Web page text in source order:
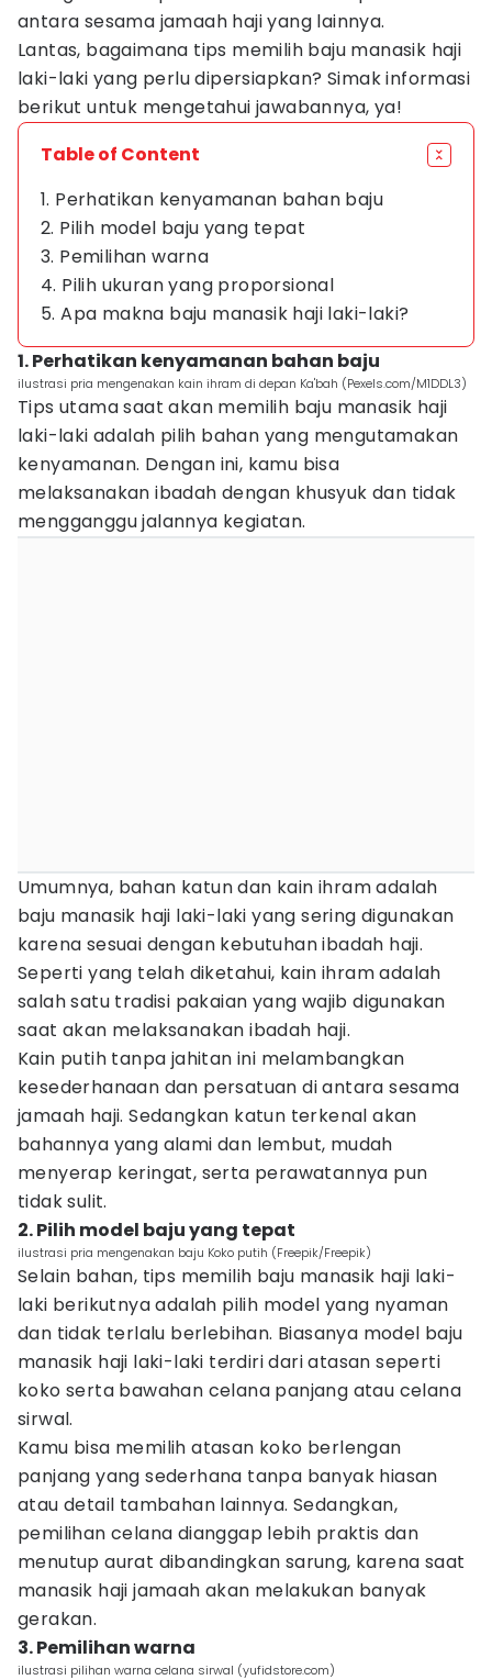
antara sesama jamaah haji yang lainnya.
Lantas, bagaimana tips memilih baju manasik haji
laki-laki yang perlu dipersiapkan? Simak informasi
berikut untuk mengetahui jawabannya, ya!
Table of Content
1. Perhatikan kenyamanan bahan baju
2. Pilih model baju yang tepat
3. Pemilihan warna
4. Pilih ukuran yang proporsional
5. Apa makna baju manasik haji laki-laki?
1. Perhatikan kenyamanan bahan baju
ilustrasi pria mengenakan kain ihram di depan Ka'bah (Pexels.com/M1DDL3)
Tips utama saat akan memilih baju manasik haji
laki-laki adalah pilih bahan yang mengutamakan
kenyamanan. Dengan ini, kamu bisa
melaksanakan ibadah dengan khusyuk dan tidak
mengganggu jalannya kegiatan.
Umumnya, bahan katun dan kain ihram adalah
baju manasik haji laki-laki yang sering digunakan
karena sesuai dengan kebutuhan ibadah haji.
Seperti yang telah diketahui, kain ihram adalah
salah satu tradisi pakaian yang wajib digunakan
saat akan melaksanakan ibadah haji.
Kain putih tanpa jahitan ini melambangkan
kesederhanaan dan persatuan di antara sesama
jamaah haji. Sedangkan katun terkenal akan
bahannya yang alami dan lembut, mudah
menyerap keringat, serta perawatannya pun
tidak sulit.
2. Pilih model baju yang tepat
ilustrasi pria mengenakan baju Koko putih (Freepik/Freepik)
Selain bahan, tips memilih baju manasik haji laki-
laki berikutnya adalah pilih model yang nyaman
dan tidak terlalu berlebihan. Biasanya model baju
manasik haji laki-laki terdiri dari atasan seperti
koko serta bawahan celana panjang atau celana
sirwal.
Kamu bisa memilih atasan koko berlengan
panjang yang sederhana tanpa banyak hiasan
atau detail tambahan lainnya. Sedangkan,
pemilihan celana dianggap lebih praktis dan
menutup aurat dibandingkan sarung, karena saat
manasik haji jamaah akan melakukan banyak
gerakan.
3. Pemilihan warna
ilustrasi pilihan warna celana sirwal (yufidstore.com)